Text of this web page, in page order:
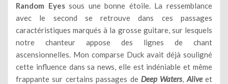
Random Eyessous une bonne étoile. La ressemblance
avec le second se retrouve dans ces passages
caractéristiques marqués à la grosse guitare, sur lesquels
notre chanteur appose des lignes de chant
ascensionnelles. Mon comparse Duck avait déjà souligné
cette influence dans sa news, elle est indéniable et même
frappante sur certains passages de Deep Waters, Alive et